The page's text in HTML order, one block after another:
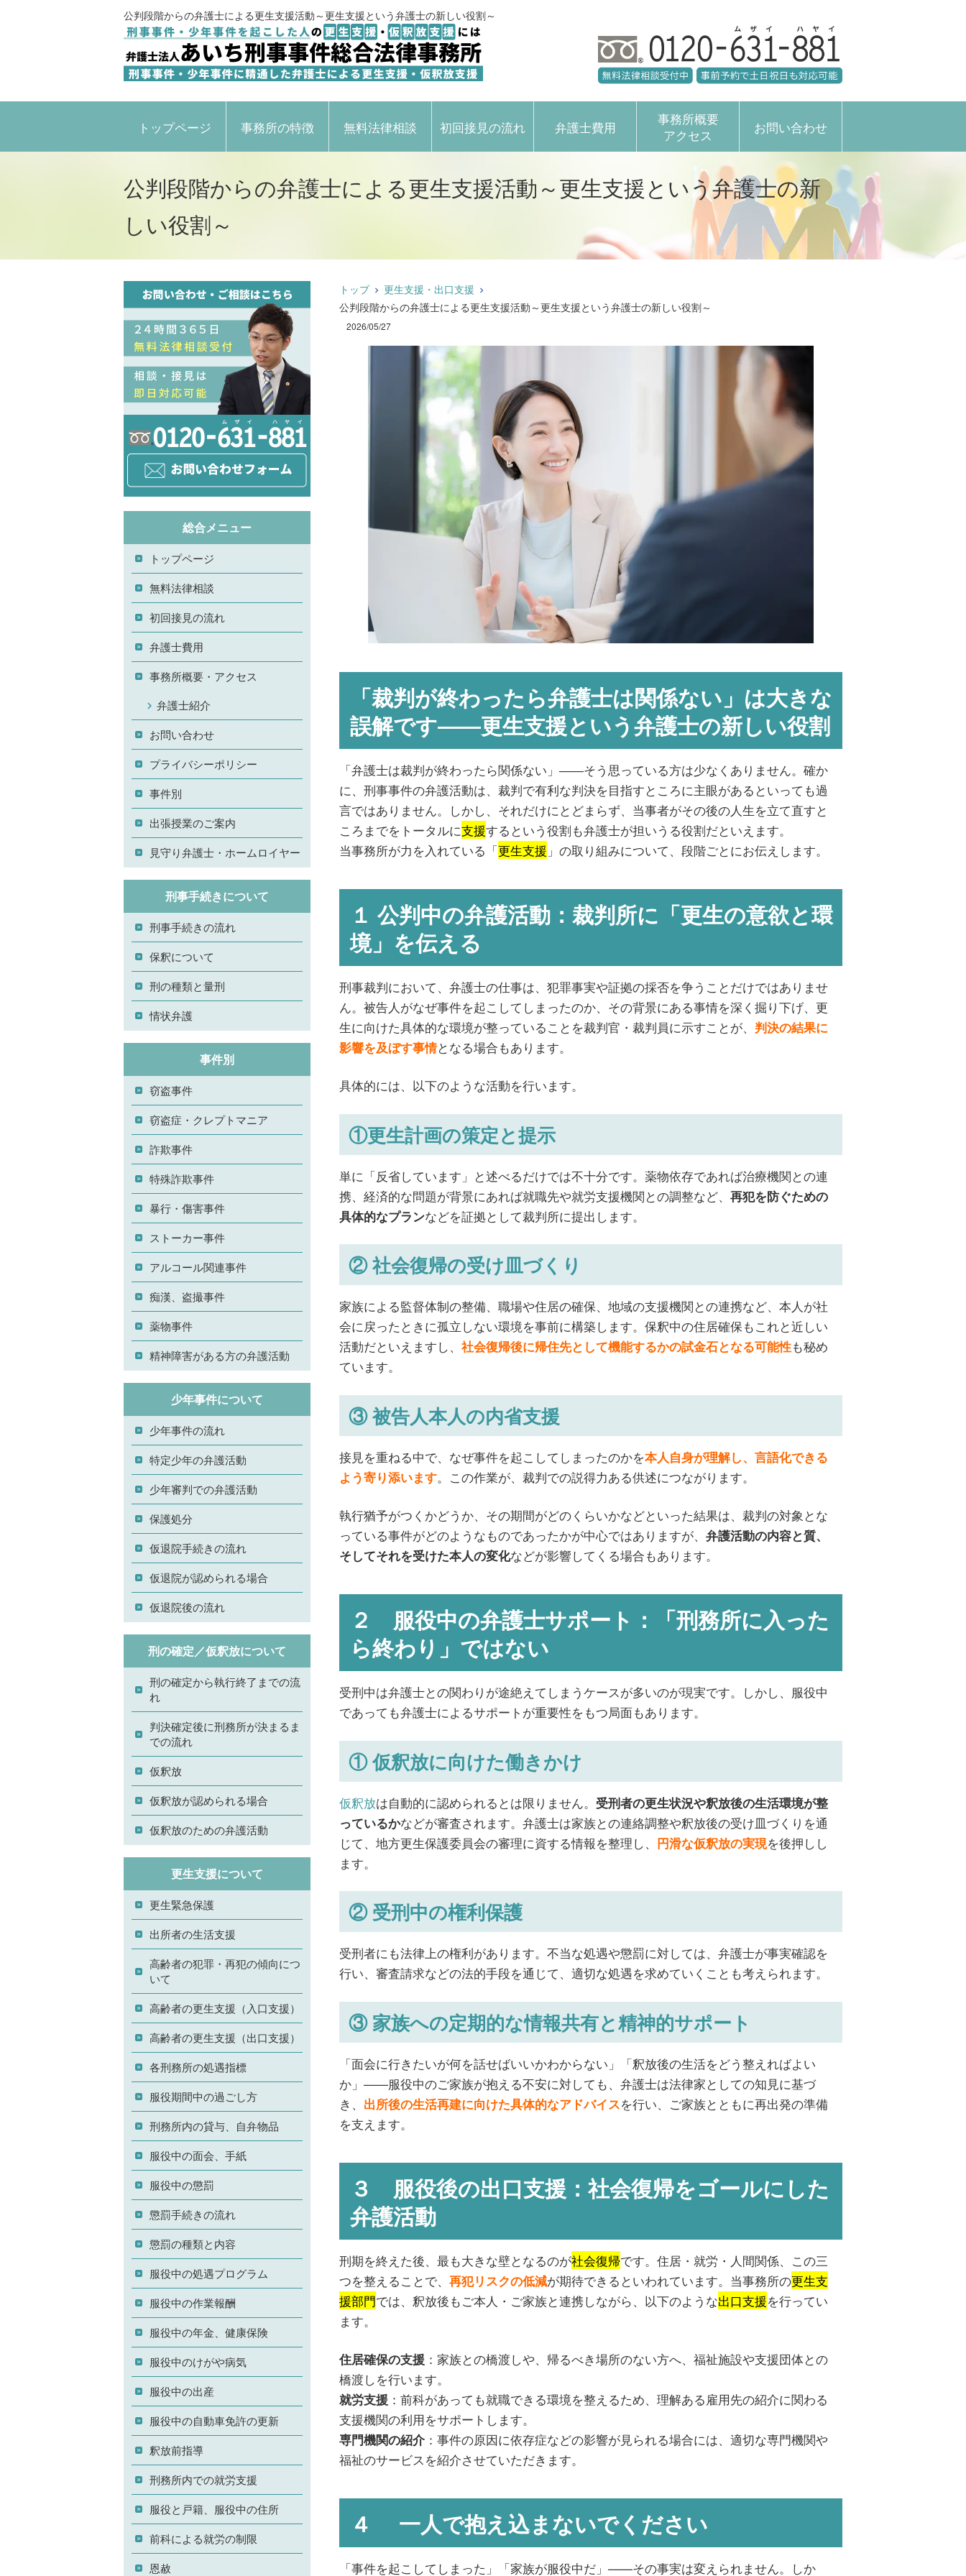
公判段階からの弁護士による更生支援活動～更生支援という弁護士の新しい役割～
トップページ 事務所の特徴 無料法律相談 初回接見の流れ 弁護士費用
事務所概要
アクセス
お問い合わせ
公判段階からの弁護士による更生支援活動～更生支援という弁護士の新
しい役割～
トップ
更生支援・出口支援
公判段階からの弁護士による更生支援活動～更生支援という弁護士の新しい役割～
2026/05/27
「裁判が終わったら弁護士は関係ない」は大きな
誤解です――更生支援という弁護士の新しい役割
「弁護士は裁判が終わったら関係ない」――そう思っている方は少なくありません。確か
に、刑事事件の弁護活動は、裁判で有利な判決を目指すところに主眼があるといっても過
言ではありません。しかし、それだけにとどまらず、当事者がその後の人生を立て直すと
ころまでをトータルに支援するという役割も弁護士が担いうる役割だといえます。
当事務所が力を入れている「更生支援 」の取り組みについて、段階ごとにお伝えします。
１ 公判中の弁護活動：裁判所に「更生の意欲と環
境」を伝える
刑事裁判において、弁護士の仕事は、犯罪事実や証拠の採否を争うことだけではありませ
ん。被告人がなぜ事件を起こしてしまったのか、その背景にある事情を深く掘り下げ、更
生に向けた具体的な環境が整っていることを裁判官・裁判員に示すことが、 判決の結果に
影響を及ぼす事情となる場合もあります。
具体的には、以下のような活動を行います。
①更生計画の策定と提示
単に「反省しています」と述べるだけでは不十分です。薬物依存であれば治療機関との連
携、経済的な問題が背景にあれば就職先や就労支援機関との調整など、 再犯を防ぐための
具体的なプランなどを証拠として裁判所に提出します。
② 社会復帰の受け皿づくり
家族による監督体制の整備、職場や住居の確保、地域の支援機関との連携など、本人が社
会に戻ったときに孤立しない環境を事前に構築します。保釈中の住居確保もこれと近しい
活動だといえますし、 社会復帰後に帰住先として機能するかの試金石となる可能性も秘め
ています。
③ 被告人本人の内省支援
接見を重ねる中で、なぜ事件を起こしてしまったのかを本人自身が理解し、言語化できる
よう寄り添います。この作業が、裁判での説得力ある供述につながります。
執行猶予がつくかどうか、その期間がどのくらいかなどといった結果は、裁判の対象とな
っている事件がどのようなものであったかが中心ではありますが、 弁護活動の内容と質、
そしてそれを受けた本人の変化などが影響してくる場合もあります。
２ 服役中の弁護士サポート：「刑務所に入った
ら終わり」ではない
受刑中は弁護士との関わりが途絶えてしまうケースが多いのが現実です。しかし、服役中
であっても弁護士によるサポートが重要性をもつ局面もあります。
① 仮釈放に向けた働きかけ
仮釈放は自動的に認められるとは限りません。 受刑者の更生状況や釈放後の生活環境が整
っているかなどが審査されます。弁護士は家族との連絡調整や釈放後の受け皿づくりを通
じて、地方更生保護委員会の審理に資する情報を整理し、 円滑な仮釈放の実現を後押しし
ます。
② 受刑中の権利保護
受刑者にも法律上の権利があります。不当な処遇や懲罰に対しては、弁護士が事実確認を
行い、審査請求などの法的手段を通じて、適切な処遇を求めていくことも考えられます。
③ 家族への定期的な情報共有と精神的サポート
「面会に行きたいが何を話せばいいかわからない」「釈放後の生活をどう整えればよい
か」——服役中のご家族が抱える不安に対しても、弁護士は法律家としての知見に基づ
き、 出所後の生活再建に向けた具体的なアドバイスを行い、ご家族とともに再出発の準備
を支えます。
３ 服役後の出口支援：社会復帰をゴールにした
弁護活動
刑期を終えた後、最も大きな壁となるのが社会復帰です。住居・就労・人間関係、この三
つを整えることで、 再犯リスクの低減が期待できるといわれています。当事務所の更生支
援部門では、釈放後もご本人・ご家族と連携しながら、以下のような出口支援を行ってい
ます。
住居確保の支援 ：家族との橋渡しや、帰るべき場所のない方へ、福祉施設や支援団体との
橋渡しを行います。
就労支援 ：前科があっても就職できる環境を整えるため、理解ある雇用先の紹介に関わる
支援機関の利用をサポートします。
専門機関の紹介：事件の原因に依存症などの影響が見られる場合には、適切な専門機関や
福祉のサービスを紹介させていただきます。
４ 一人で抱え込まないでください
「事件を起こしてしまった」「家族が服役中だ」——その事実は変えられません。しか
総合メニュー
トップページ
無料法律相談
初回接見の流れ
弁護士費用
事務所概要・アクセス
弁護士紹介
お問い合わせ
プライバシーポリシー
事件別
出張授業のご案内
見守り弁護士・ホームロイヤー
刑事手続きについて
刑事手続きの流れ
保釈について
刑の種類と量刑
情状弁護
事件別
窃盗事件
窃盗症・クレプトマニア
詐欺事件
特殊詐欺事件
暴行・傷害事件
ストーカー事件
アルコール関連事件
痴漢、盗撮事件
薬物事件
精神障害がある方の弁護活動
少年事件について
少年事件の流れ
特定少年の弁護活動
少年審判での弁護活動
保護処分
仮退院手続きの流れ
仮退院が認められる場合
仮退院後の流れ
刑の確定／仮釈放について
刑の確定から執行終了までの流
れ
判決確定後に刑務所が決まるま
での流れ
仮釈放
仮釈放が認められる場合
仮釈放のための弁護活動
更生支援について
更生緊急保護
出所者の生活支援
高齢者の犯罪・再犯の傾向につ
いて
高齢者の更生支援（入口支援）
高齢者の更生支援（出口支援）
各刑務所の処遇指標
服役期間中の過ごし方
刑務所内の貸与、自弁物品
服役中の面会、手紙
服役中の懲罰
懲罰手続きの流れ
懲罰の種類と内容
服役中の処遇プログラム
服役中の作業報酬
服役中の年金、健康保険
服役中のけがや病気
服役中の出産
服役中の自動車免許の更新
釈放前指導
刑務所内での就労支援
服役と戸籍、服役中の住所
前科による就労の制限
恩赦